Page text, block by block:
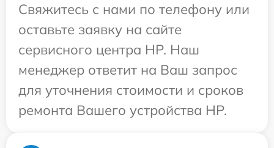
Свяжитесь с нами по телефону или
оставьте заявку на сайте
сервисного центра HP. Наш
менеджер ответит на Ваш запрос
для уточнения стоимости и сроков
ремонта Вашего устройства HP.